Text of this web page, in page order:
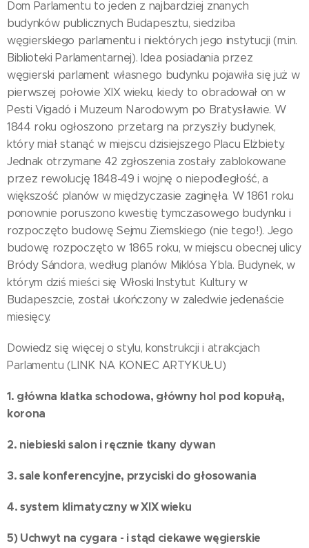
Dom Parlamentu to jeden z najbardziej znanych
budynków publicznych Budapesztu, siedziba
węgierskiego parlamentu i niektórych jego instytucji (m.in.
Biblioteki Parlamentarnej). Idea posiadania przez
węgierski parlament własnego budynku pojawiła się już w
pierwszej połowie XIX wieku, kiedy to obradował on w
Pesti Vigadó i Muzeum Narodowym po Bratysławie. W
1844 roku ogłoszono przetarg na przyszły budynek,
który miał stanąć w miejscu dzisiejszego Placu Elżbiety.
Jednak otrzymane 42 zgłoszenia zostały zablokowane
przez rewolucję 1848-49 i wojnę o niepodległość, a
większość planów w międzyczasie zaginęła. W 1861 roku
ponownie poruszono kwestię tymczasowego budynku i
rozpoczęto budowę Sejmu Ziemskiego (nie tego!). Jego
budowę rozpoczęto w 1865 roku, w miejscu obecnej ulicy
Bródy Sándora, według planów Miklósa Ybla. Budynek, w
którym dziś mieści się Włoski Instytut Kultury w
Budapeszcie, został ukończony w zaledwie jedenaście
miesięcy.
Dowiedz się więcej o stylu, konstrukcji i atrakcjach
Parlamentu (LINK NA KONIEC ARTYKUŁU)
1. główna klatka schodowa, główny hol pod kopułą,
korona
2. niebieski salon i ręcznie tkany dywan
3. sale konferencyjne, przyciski do głosowania
4. system klimatyczny w XIX wieku
5) Uchwyt na cygara - i stąd ciekawe węgierskie